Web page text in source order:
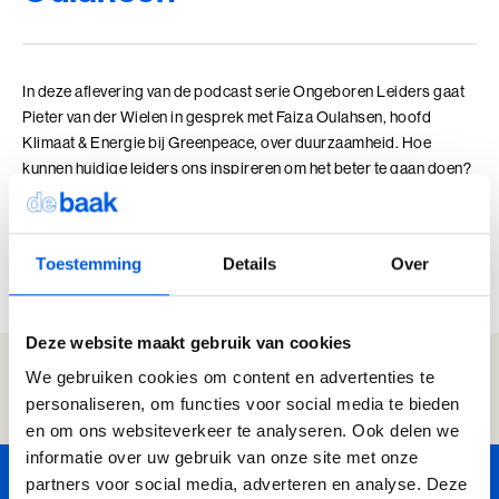
Toestemming Details Over
Deze website maakt gebruik van cookies
We gebruiken cookies om content en advertenties te
personaliseren, om functies voor social media te bieden
en om ons websiteverkeer te analyseren. Ook delen we
informatie over uw gebruik van onze site met onze
partners voor social media, adverteren en analyse. Deze
Invloed en verandermanagement
Leiderschap
Persoonlijke ontwikkeling
NIEUW
Leiderschap, Mens en Technologie
Verdiep je leiderschap in relatie tot technologie, AI
en strategie
Ontwikkel oordeelsvermogen in complexe
vraagstukken waar mens en technologie
Professionele vaardigheden
Teams
Stevige basis voor leiderschap
Verdiepend leiderschap
Cultuur en leiderschapsontwikkeling
Maatschappelijke impact
Loopbaancoaching
Keuzes maken: Reflact-now
De Teamcoach
Informatiebijeenkomst
Onze mensen
Positieve impact
Leerfilosofie
Werken bij
Adviesgesprek Incompany
Veelgestelde vragen
Pers of samenwerkingen
Bezoek ons in Noordwijk of Driebergen
Adresgegevens
In deze aflevering van de podcast serie Ongeboren Leiders gaat
Pieter van der Wielen in gesprek met Faiza Oulahsen, hoofd
Klimaat & Energie bij Greenpeace, over duurzaamheid. Hoe
kunnen huidige leiders ons inspireren om het beter te gaan doen?
En welke kwaliteiten van leiders gaan we de komende 75 jaar
nodig hebben?
Luister op Spotify
Je bevindt je hier:
Home Inspiratie Ongeboren Leiders - ...